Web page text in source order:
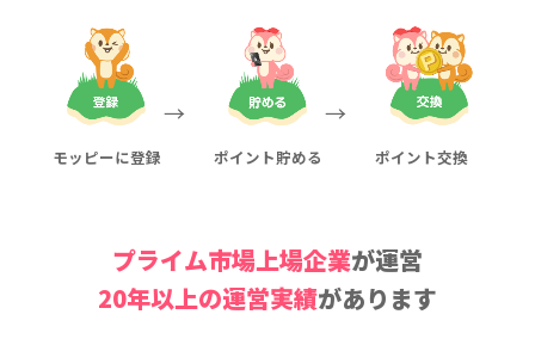
モッピーに登録 ポイント貯める ポイント交換
プライム市場上場企業が運営
20年以上の運営実績があります